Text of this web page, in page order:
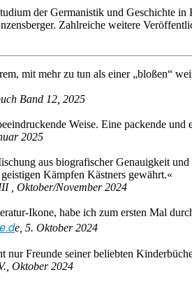
der Germanistik und Geschichte
Zahlreiche weitere
mit mehr zu tun als einer „bloßen“
Band 12, 2025
Weise. Eine packende und
2025
aus biografischer Genauigkeit
Kämpfen Kästners gewährt.«
, Oktober/November 2024
Ikone, habe ich zum ersten Mal
e, 5. Oktober 2024
nur Freunde seiner beliebten
Oktober 2024